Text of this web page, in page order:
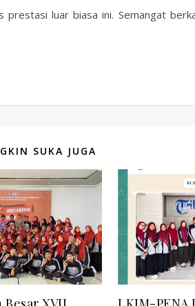
prestasi luar biasa ini. Semangat
SUKA JUGA